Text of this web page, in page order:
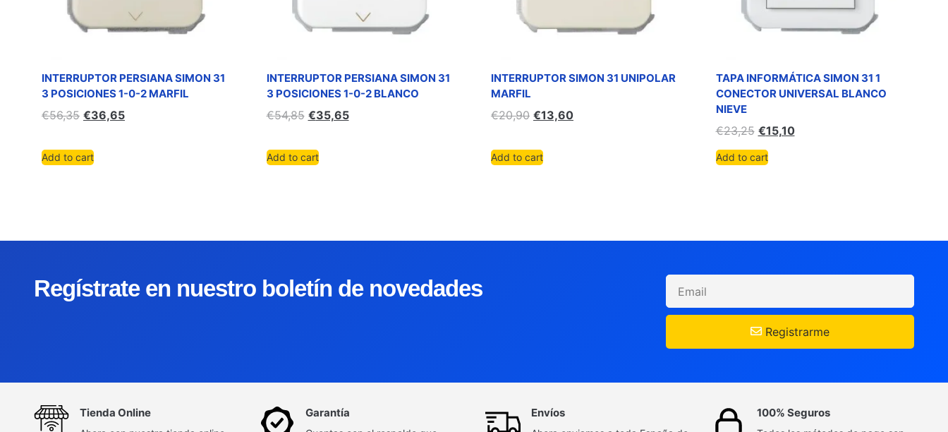
INTERRUPTOR PERSIANA SIMON 31
3 POSICIONES 1-0-2 MARFIL
€56,35 €36,65
Add to cart
INTERRUPTOR PERSIANA SIMON 31
3 POSICIONES 1-0-2 BLANCO
€54,85 €35,65
Add to cart
INTERRUPTOR SIMON 31 UNIPOLAR
MARFIL
€20,90 €13,60
Add to cart
TAPA INFORMÁTICA SIMON 31 1
CONECTOR UNIVERSAL BLANCO
NIEVE
€23,25 €15,10
Add to cart
Regístrate en nuestro boletín de novedades
Registrarme
Tienda Online Garantía Envíos 100% Seguros